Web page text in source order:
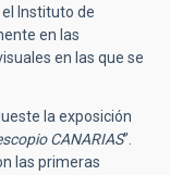
Instituto de
en las
en las que se
la exposición
CANARIAS”.
las primeras